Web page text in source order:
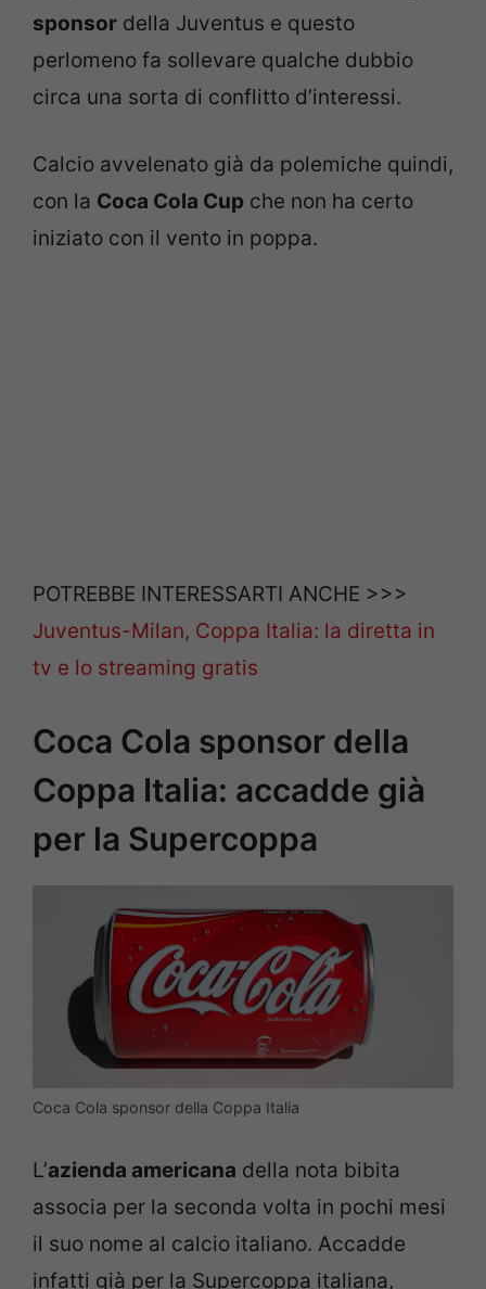
sponsor della Juventus e questo
perlomeno fa sollevare qualche dubbio
circa una sorta di conflitto d’interessi.
Calcio avvelenato già da polemiche quindi,
con la Coca Cola Cup che non ha certo
iniziato con il vento in poppa.
POTREBBE INTERESSARTI ANCHE >>>
Juventus-Milan, Coppa Italia: la diretta in
tv e lo streaming gratis
Coca Cola sponsor della
Coppa Italia: accadde già
per la Supercoppa
Coca Cola sponsor della Coppa Italia
L’azienda americana della nota bibita
associa per la seconda volta in pochi mesi
il suo nome al calcio italiano. Accadde
infatti già per la Supercoppa italiana,